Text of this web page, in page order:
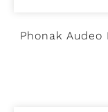
Phonak